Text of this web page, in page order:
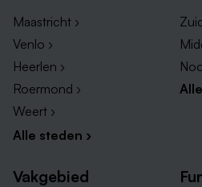
Andere technische
Naast operator vacatures zijn
technische functies
Logistiek vacatures
Maastricht ›
Venlo ›
Heerlen ›
Roermond ›
Weert ›
Alle steden ›
Vakgebied